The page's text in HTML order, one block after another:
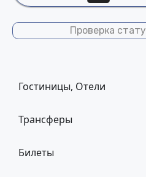
Проверка
Гостиницы, Отели
Трансферы
Билеты